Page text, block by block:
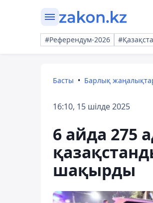
#Референдум-2026
Басты Барлық
16:10, 15 шілде 2025
6 айда 275
шақырды